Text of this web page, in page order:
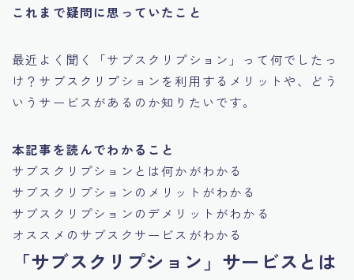
これまで疑問に思っていたこと
最近よく聞く「サブスクリプション」って何でしたっ
け？サブスクリプションを利用するメリットや、どう
いうサービスがあるのか知りたいです。
本記事を読んでわかること
サブスクリプションとは何かがわかる
サブスクリプションのメリットがわかる
サブスクリプションのデメリットがわかる
オススメのサブスクサービスがわかる
「サブスクリプション」サービスとは